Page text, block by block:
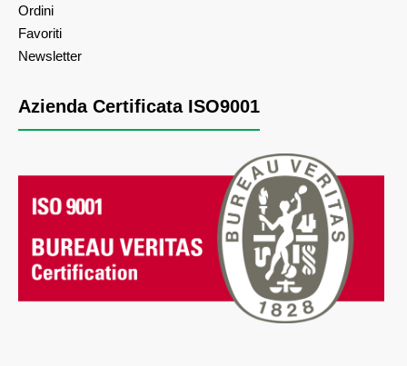
Ordini
Favoriti
Newsletter
Azienda Certificata ISO9001